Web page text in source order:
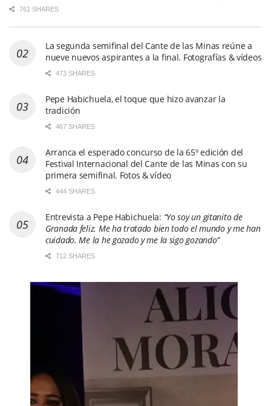
761 SHARES
La segunda semifinal del Cante de las Minas reúne a
nueve nuevos aspirantes a la final. Fotografías & vídeos
473 SHARES
Pepe Habichuela, el toque que hizo avanzar la
tradición
467 SHARES
Arranca el esperado concurso de la 65º edición del
Festival Internacional del Cante de las Minas con su
primera semifinal. Fotos & vídeo
444 SHARES
Entrevista a Pepe Habichuela: “Yo soy un gitanito de
Granada feliz. Me ha tratado bien todo el mundo y me han
cuidado. Me la he gozado y me la sigo gozando”
712 SHARES